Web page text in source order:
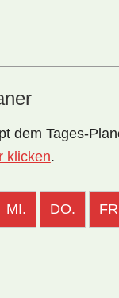
dem Tages-
klicken.
MI. DO.